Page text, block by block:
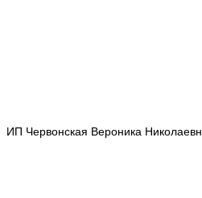
ИП Червонская Вероника